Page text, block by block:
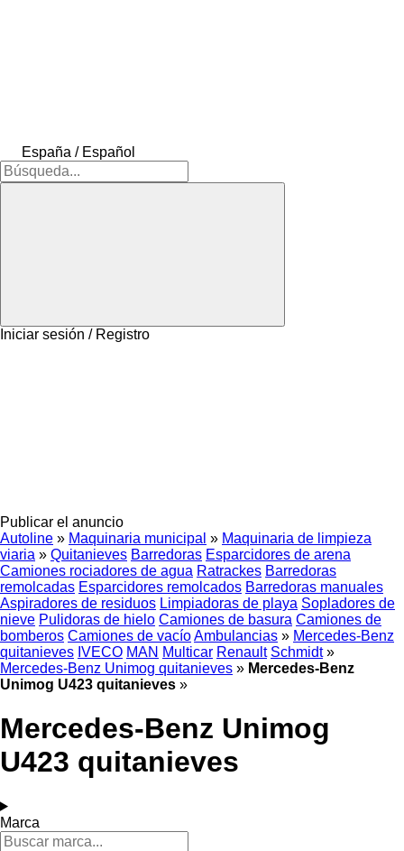
España / Español
Iniciar sesión / Registro
Publicar el anuncio
Autoline » Maquinaria municipal » Maquinaria de limpieza
viaria » Quitanieves Barredoras Esparcidores de arena
Camiones rociadores de agua Ratrackes Barredoras
remolcadas Esparcidores remolcados Barredoras manuales
Aspiradores de residuos Limpiadoras de playa Sopladores de
nieve Pulidoras de hielo Camiones de basura Camiones de
bomberos Camiones de vacíoAmbulancias » Mercedes-Benz
quitanieves IVECO MAN Multicar Renault Schmidt »
Mercedes-Benz Unimog quitanieves » Mercedes-Benz
Unimog U423 quitanieves »
Mercedes-Benz Unimog
U423 quitanieves
Marca